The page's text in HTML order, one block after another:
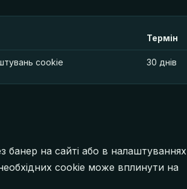
Термін
cookie 30 днів
банер на сайті або в налаштуваннях
cookie може вплинути на